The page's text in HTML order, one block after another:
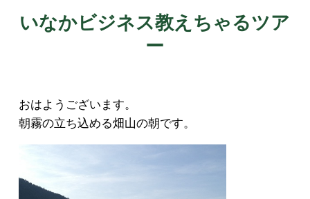
いなかビジネス教えちゃるツア
ー
おはようございます。
朝霧の立ち込める畑山の朝です。